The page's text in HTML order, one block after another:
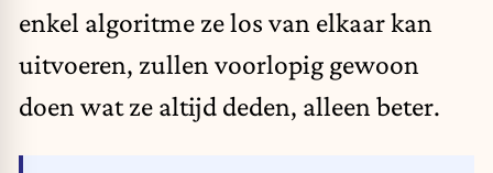
enkel algoritme ze los van elkaar kan
uitvoeren, zullen voorlopig gewoon
doen wat ze altijd deden, alleen beter.